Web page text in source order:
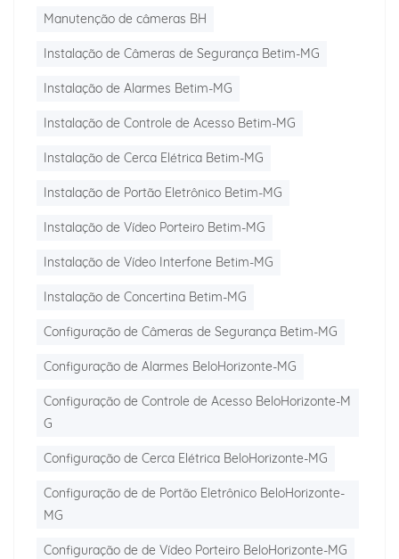
Manutenção de câmeras BH
Instalação de Câmeras de Segurança Betim-MG
Instalação de Alarmes Betim-MG
Instalação de Controle de Acesso Betim-MG
Instalação de Cerca Elétrica Betim-MG
Instalação de Portão Eletrônico Betim-MG
Instalação de Vídeo Porteiro Betim-MG
Instalação de Vídeo Interfone Betim-MG
Instalação de Concertina Betim-MG
Configuração de Câmeras de Segurança Betim-MG
Configuração de Alarmes BeloHorizonte-MG
Configuração de Controle de Acesso BeloHorizonte-M
G
Configuração de Cerca Elétrica BeloHorizonte-MG
Configuração de de Portão Eletrônico BeloHorizonte-
MG
Configuração de de Vídeo Porteiro BeloHorizonte-MG